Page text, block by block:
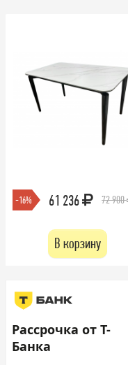
-16% 61 236 72 900
В корзину
Рассрочка от Т-
Банка